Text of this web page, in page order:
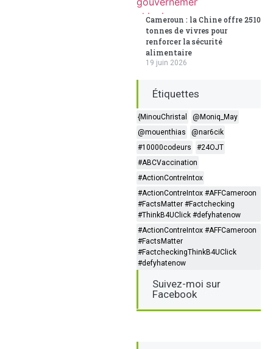
Cameroun : la Chine offre 2510
tonnes de vivres pour
renforcer la sécurité
alimentaire
19 juin 2026
Étiquettes
{MinouChristal
@Moniq_May
@mouenthias
@nar6cik
#10000codeurs
#24OJT
#ABCVaccination
#ActionContreIntox
#ActionContreIntox #AFFCameroon
#FactsMatter #Factchecking
#ThinkB4UClick #defyhatenow
#ActionContreIntox #AFFCameroon
#FactsMatter
#FactcheckingThinkB4UClick
#defyhatenow
Suivez-moi sur
Facebook